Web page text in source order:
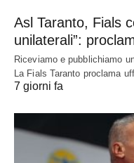
Asl Taranto, Fials
unilaterali”:
Riceviamo e pubblichiamo
La Fials Taranto proclama
7 giorni fa